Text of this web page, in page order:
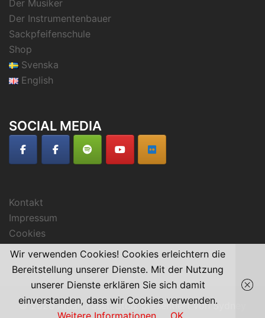
Der Musiker
Der Instrumentenbauer
Sackpfeifenschule
Shop
Svenska
English
SOCIAL MEDIA
Kontakt
Impressum
Cookies
© 2026 Alban Faust. Stolz präsentiert vonSydney
Wir verwenden Cookies! Cookies erleichtern die
Bereitstellung unserer Dienste. Mit der Nutzung
unserer Dienste erklären Sie sich damit
einverstanden, dass wir Cookies verwenden.
Weitere Informationen
OK